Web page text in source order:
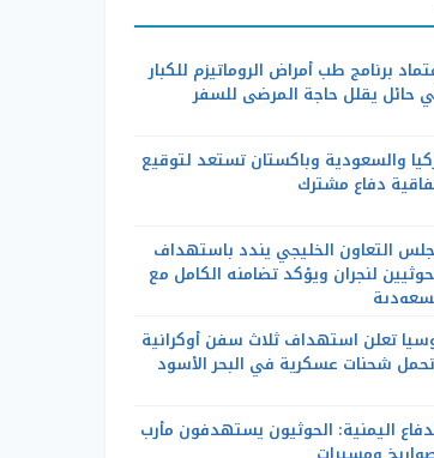
برنامج طب أمراض الروماتيزم للكبار
حائل يقلل حاجة المرضى للسفر
والسعودية وباكستان تستعد لتوقيع
دفاع مشترك
التعاون الخليجي يندد باستهداف
لنجران ويؤكد تضامنه الكامل مع
تعلن استهداف ثلاث سفن أوكرانية
شحنات عسكرية في البحر الأسود
اليمنية: الحوثيون يستهدفون مأرب